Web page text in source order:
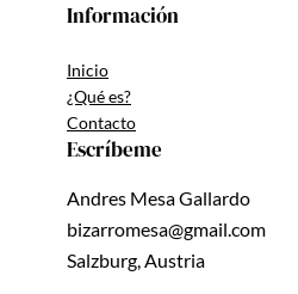
Información
Inicio
¿Qué es?
Contacto
Escríbeme
Andres Mesa Gallardo
bizarromesa@gmail.com
Salzburg, Austria